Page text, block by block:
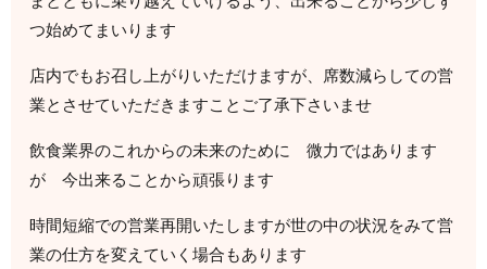
つ始めてまいります
店内でもお召し上がりいただけますが、席数減らしての営
業とさせていただきますことご了承下さいませ
飲食業界のこれからの未来のために微力ではあります
が今出来ることから頑張ります
時間短縮での営業再開いたしますが世の中の状況をみて営
業の仕方を変えていく場合もあります